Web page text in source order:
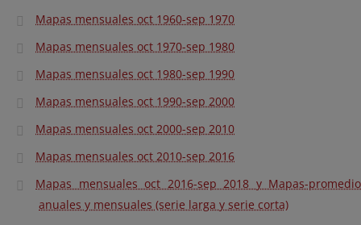
Mapas mensuales oct 1960-sep 1970
Mapas mensuales oct 1970-sep 1980
Mapas mensuales oct 1980-sep 1990
Mapas mensuales oct 1990-sep 2000
Mapas mensuales oct 2000-sep 2010
Mapas mensuales oct 2010-sep 2016
Mapas mensuales oct 2016-sep 2018 y Mapas-promedio
anuales y mensuales (serie larga y serie corta)